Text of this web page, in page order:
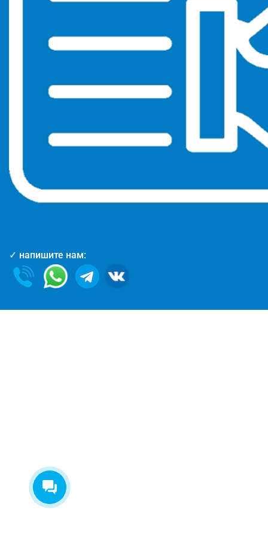
✓ напишите нам: